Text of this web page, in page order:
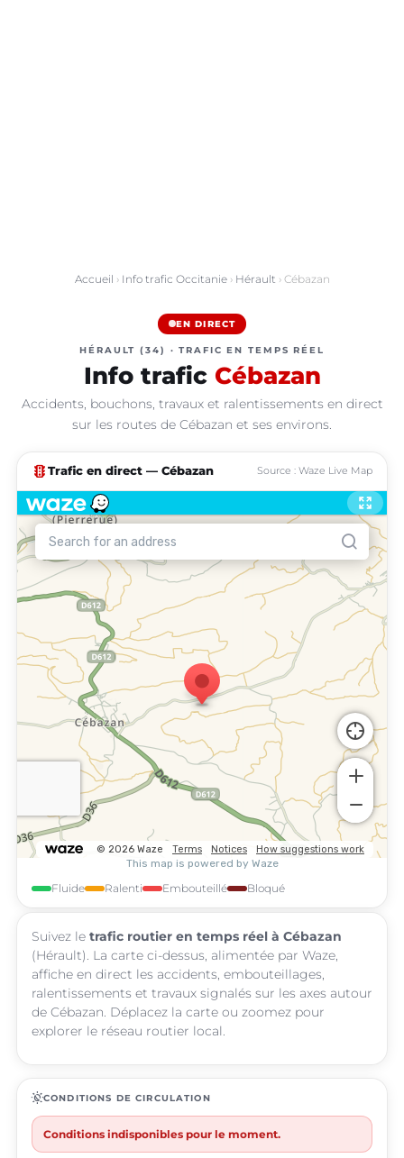
Accueil › Info trafic Occitanie› Hérault › Cébazan
EN DIRECT
HÉRAULT (34) · TRAFIC EN TEMPS RÉEL
Info trafic Cébazan
Accidents, bouchons, travaux et ralentissements en direct
sur les routes de Cébazan et ses environs.
traffic Trafic en direct — Cébazan Source : Waze Live Map
Fluide Ralenti Embouteillé Bloqué
Suivez le trafic routier en temps réel à Cébazan
(Hérault). La carte ci-dessus, alimentée par Waze,
affiche en direct les accidents, embouteillages,
ralentissements et travaux signalés sur les axes autour
de Cébazan. Déplacez la carte ou zoomez pour
explorer le réseau routier local.
routineCONDITIONS DE CIRCULATION
Conditions indisponibles pour le moment.